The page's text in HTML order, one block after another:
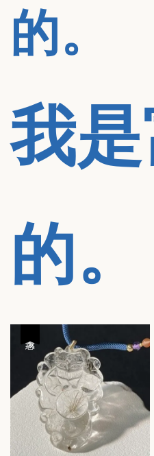
的。
我
的。